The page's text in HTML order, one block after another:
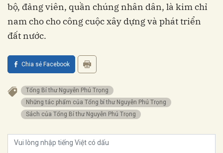
bộ, đảng viên, quần chúng nhân dân, là kim chỉ
nam cho cho công cuộc xây dựng và phát triển
đất nước.
Chia sẻ Facebook
Tổng Bí thư Nguyễn Phú Trọng
Những tác phẩm của Tổng bí thư Nguyễn Phú Trọng
Sách của Tổng Bí thư Nguyễn Phú Trọng